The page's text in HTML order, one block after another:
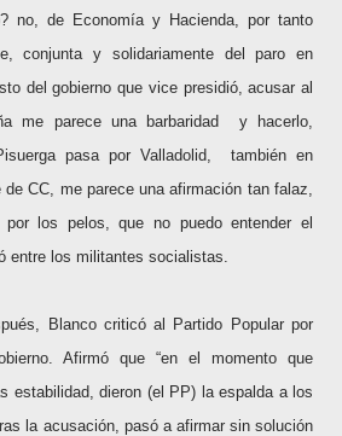
no, de Economía y Hacienda, por tanto
conjunta y solidariamente del paro en
del gobierno que vice presidió, acusar al
me parece una barbaridad y hacerlo,
pasa por Valladolid, también en
CC, me parece una afirmación tan falaz,
los pelos, que no puedo entender el
entre los militantes socialistas.
Blanco criticó al Partido Popular por
Afirmó que “en el momento que
estabilidad, dieron (el PP) la espalda a los
la acusación, pasó a afirmar sin solución